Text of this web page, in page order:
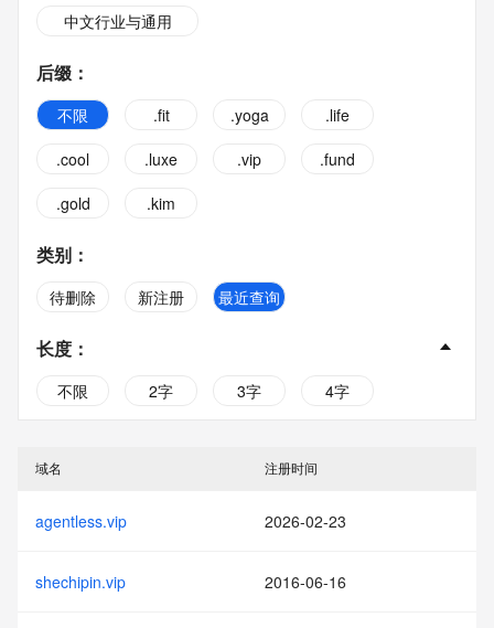
中文行业与通用
后缀 ：
不限 .fit .yoga
.life
.cool
.luxe .vip
.fund
.gold
.kim
类别 ：
待删除 新注册 最近查询
长度 ：
不限 2字 3字
4字
域名 注册时间
agentless.vip 2026-02-23
shechipin.vip 2016-06-16